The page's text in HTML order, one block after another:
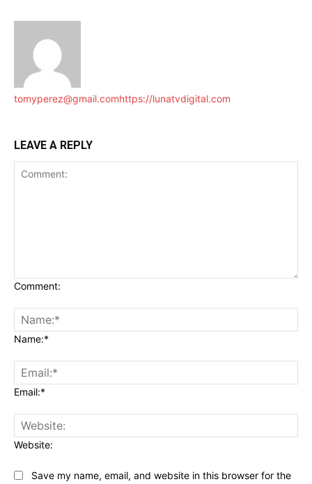
tomyperez@gmail.comhttps://lunatvdigital.com
LEAVE A REPLY
Comment:
Name:*
Email:*
Website:
Save my name, email, and website in this browser for the